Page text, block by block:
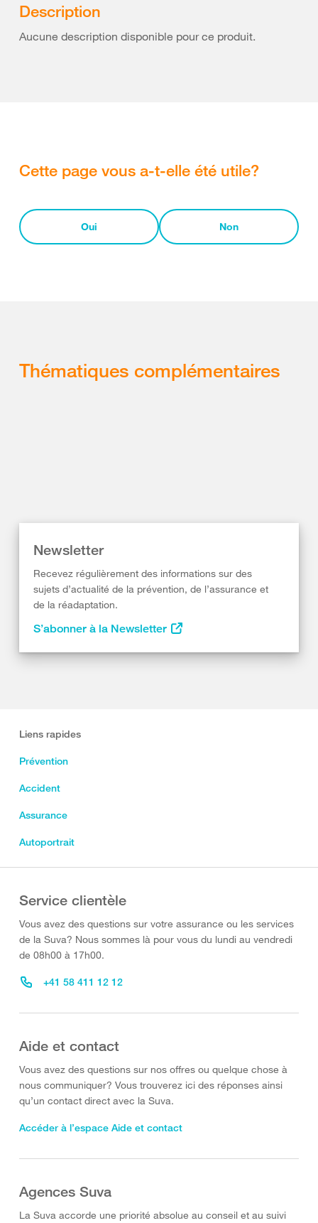
Description
Aucune description disponible pour ce produit.
Cette page vous a-t-elle été utile?
Oui Non
Thématiques complémentaires
Newsletter
Recevez régulièrement des informations sur des
sujets d’actualité de la prévention, de l’assurance et
de la réadaptation.
S’abonner à la Newsletter
Liens rapides
Prévention
Accident
Assurance
Autoportrait
Service clientèle
Vous avez des questions sur votre assurance ou les services
de la Suva? Nous sommes là pour vous du lundi au vendredi
de 08h00 à 17h00.
+41 58 411 12 12
Aide et contact
Vous avez des questions sur nos offres ou quelque chose à
nous communiquer? Vous trouverez ici des réponses ainsi
qu’un contact direct avec la Suva.
Accéder à l’espace Aide et contact
Agences Suva
La Suva accorde une priorité absolue au conseil et au suivi